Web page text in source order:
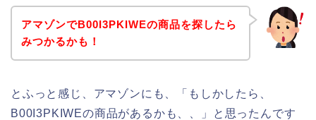
アマゾンでB00I3PKIWEの商品を探したら
みつかるかも！
とふっと感じ、アマゾンにも、「もしかしたら、
B00I3PKIWEの商品があるかも、、」と思ったんです